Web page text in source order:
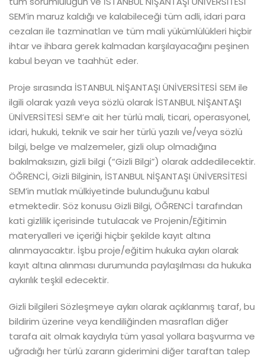
SEM’in maruz kaldığı ve kalabileceği tüm adli, idari para
cezaları ile tazminatları ve tüm mali yükümlülükleri hiçbir
ihtar ve ihbara gerek kalmadan karşılayacağını peşinen
kabul beyan ve taahhüt eder.
Proje sırasında İSTANBUL NİŞANTAŞI ÜNİVERSİTESİ SEM ile
ilgili olarak yazılı veya sözlü olarak İSTANBUL NİŞANTAŞI
ÜNİVERSİTESİ SEM’e ait her türlü mali, ticari, operasyonel,
idari, hukuki, teknik ve sair her türlü yazılı ve/veya sözlü
bilgi, belge ve malzemeler, gizli olup olmadığına
bakılmaksızın, gizli bilgi (“Gizli Bilgi”) olarak addedilecektir.
ÖĞRENCİ, Gizli Bilginin, İSTANBUL NİŞANTAŞI ÜNİVERSİTESİ
SEM’in mutlak mülkiyetinde bulunduğunu kabul
etmektedir. Söz konusu Gizli Bilgi, ÖĞRENCİ tarafından
kati gizlilik içerisinde tutulacak ve Projenin/Eğitimin
materyalleri ve içeriği hiçbir şekilde kayıt altına
alınmayacaktır. İşbu proje/eğitim hukuka aykırı olarak
kayıt altına alınması durumunda paylaşılması da hukuka
aykırılık teşkil edecektir.
Gizli bilgileri Sözleşmeye aykırı olarak açıklanmış taraf, bu
bildirim üzerine veya kendiliğinden masrafları diğer
tarafa ait olmak kaydıyla tüm yasal yollara başvurma ve
uğradığı her türlü zararın giderimini diğer taraftan talep